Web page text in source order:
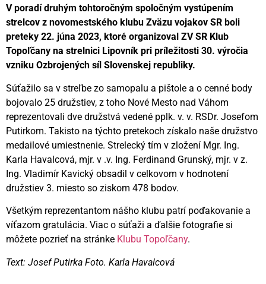
V poradí druhým tohtoročným spoločným vystúpením
strelcov z novomestského klubu Zväzu vojakov SR boli
preteky 22. júna 2023, ktoré organizoval ZV SR Klub
Topoľčany na strelnici Lipovník pri príležitosti 30. výročia
vzniku Ozbrojených síl Slovenskej republiky.
Súťažilo sa v streľbe zo samopalu a pištole a o cenné body
bojovalo 25 družstiev, z toho Nové Mesto nad Váhom
reprezentovali dve družstvá vedené pplk. v. v. RSDr. Josefom
Putirkom. Takisto na týchto pretekoch získalo naše družstvo
medailové umiestnenie. Strelecký tím v zložení Mgr. Ing.
Karla Havalcová, mjr. v .v. Ing. Ferdinand Grunský, mjr. v z.
Ing. Vladimír Kavický obsadil v celkovom v hodnotení
družstiev 3. miesto so ziskom 478 bodov.
Všetkým reprezentantom nášho klubu patrí poďakovanie a
víťazom gratulácia. Viac o súťaži a ďalšie fotografie si
môžete pozrieť na stránke Klubu Topoľčany.
Text: Josef Putirka Foto. Karla Havalcová